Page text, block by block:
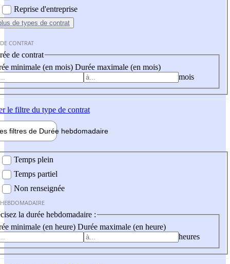
Reprise d'entreprise
de types de contrat
CONTRAT
de contrat
minimale (en mois) Durée maximale (en mois)
mois
le filtre du type de contrat
filtres de Durée hebdomadaire
Temps plein
Temps partiel
Non renseignée
la durée hebdomadaire :
minimale (en heure) Durée maximale (en heure)
heures